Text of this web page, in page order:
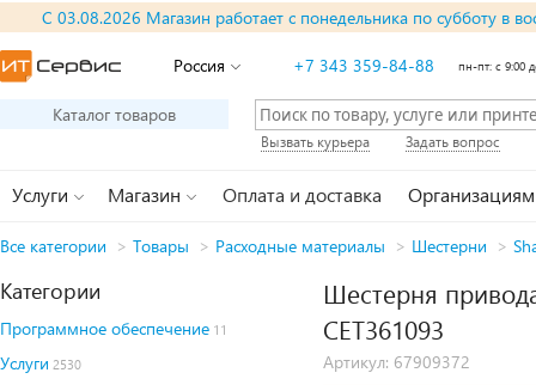
С 03.08.2026 Магазин работает с понедельника по субботу в
Россия +7 343 359-84-88 пн-пт: с 9:00
Каталог товаров
Вызвать курьера Задать вопрос
Услуги Магазин Оплата и доставка Организациям
Все категории > Товары > Расходные материалы > Шестерни >
Категории
Программное обеспечение 11
Услуги 2530
Шестерня
CET361093
Артикул: 67909372